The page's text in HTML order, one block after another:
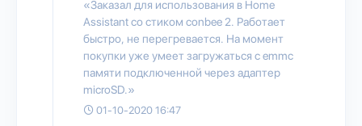
«Заказал для использования в Home
Assistant со стиком conbee 2. Работает
быстро, не перегревается. На момент
покупки уже умеет загружаться с emmc
памяти подключенной через адаптер
microSD.»
01-10-2020 16:47